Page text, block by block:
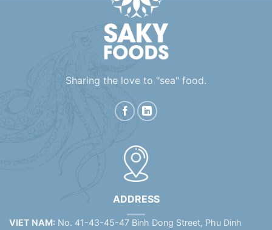
Sharing the love to "sea" food.
ADDRESS
VIET NAM: No. 41-43-45-47 Binh Dong Street, Phu Dinh